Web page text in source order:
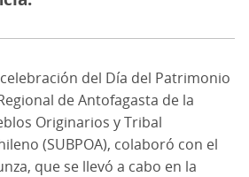
del Día del Patrimonio
de Antofagasta de la
Originarios y Tribal
(SUBPOA), colaboró con el
que se llevó a cabo en la